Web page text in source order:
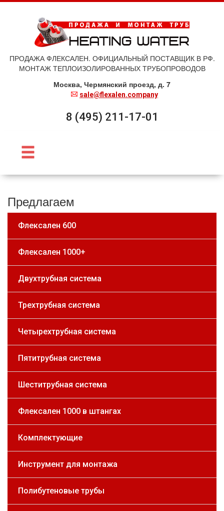
ПРОДАЖА ФЛЕКСАЛЕН. ОФИЦИАЛЬНЫЙ ПОСТАВЩИК В РФ.
МОНТАЖ ТЕПЛОИЗОЛИРОВАННЫХ ТРУБОПРОВОДОВ
Москва, Чермянский проезд, д. 7
sale@flexalen.company
8 (495) 211-17-01
Предлагаем
Флексален 600
Флексален 1000+
Двухтрубная система
Трехтрубная система
Четырехтрубная система
Пятитрубная система
Шеститрубная система
Флексален 1000 в штангах
Комплектующие
Инструмент для монтажа
Полибутеновые трубы